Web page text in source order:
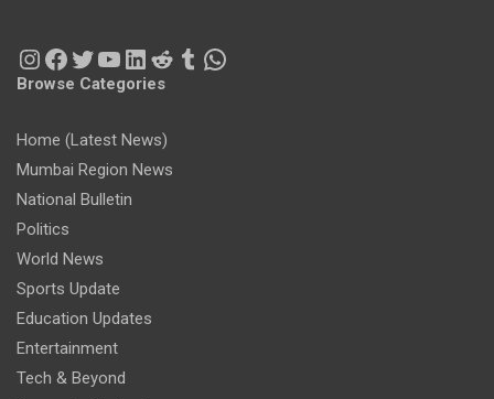
Instagram
Facebook
Twitter
YouTube
LinkedIn
Reddit
Tumblr
WhatsApp
Browse Categories
Home (Latest News)
Mumbai Region News
National Bulletin
Politics
World News
Sports Update
Education Updates
Entertainment
Tech & Beyond